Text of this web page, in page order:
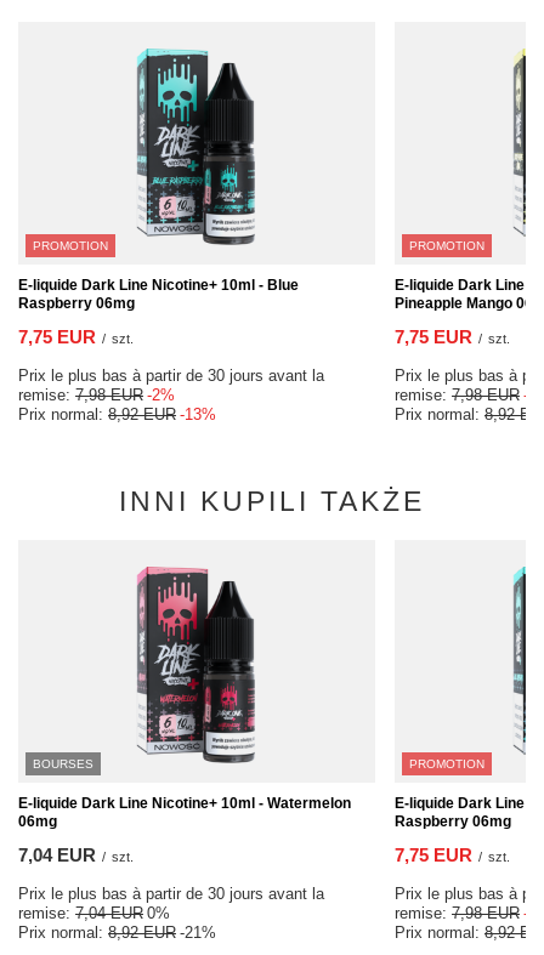
PROMOTION
E-liquide Dark Line Nicotine+ 10ml - Blue
Raspberry 06mg
7,75 EUR / szt.
Prix le plus bas à partir de 30 jours avant la
remise: 7,98 EUR -2%
Prix normal: 8,92 EUR -13%
PROMOTION
E-liquide Dark Line
Pineapple Mango
7,75 EUR / szt.
Prix le plus bas à
remise: 7,98 EUR -
Prix normal: 8,92
INNI KUPILI TAKŻE
BOURSES
E-liquide Dark Line Nicotine+ 10ml - Watermelon
06mg
7,04 EUR / szt.
Prix le plus bas à partir de 30 jours avant la
remise: 7,04 EUR 0%
Prix normal: 8,92 EUR -21%
PROMOTION
E-liquide Dark Line
Raspberry 06mg
7,75 EUR / szt.
Prix le plus bas à
remise: 7,98 EUR -
Prix normal: 8,92